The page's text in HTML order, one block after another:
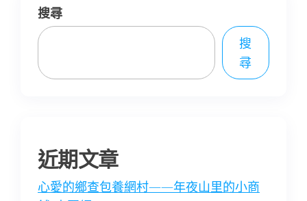
搜尋
搜
尋
近期文章
心愛的鄉查包養網村——年夜山里的小商